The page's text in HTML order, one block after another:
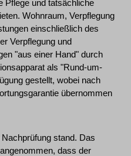
Pflege und tatsächliche
Wohnraum, Verpflegung
einschließlich des
Verpflegung und
"aus einer Hand" durch
als "Rund-um-
gestellt, wobei nach
übernommen
stand. Das
dass der